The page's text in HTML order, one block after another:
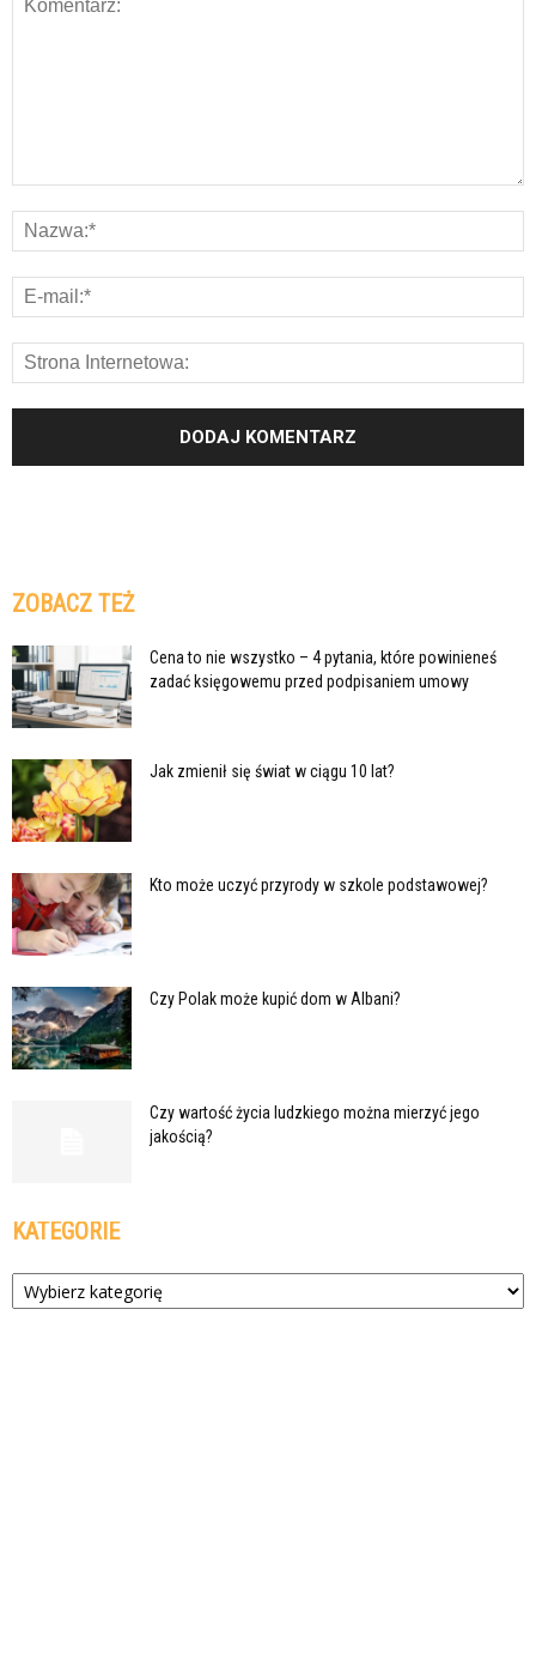
ZOBACZ TEŻ
Cena to nie wszystko – 4 pytania, które powinieneś
zadać księgowemu przed podpisaniem umowy
Jak zmienił się świat w ciągu 10 lat?
Kto może uczyć przyrody w szkole podstawowej?
Czy Polak może kupić dom w Albani?
Czy wartość życia ludzkiego można mierzyć jego
jakością?
KATEGORIE
Kategorie